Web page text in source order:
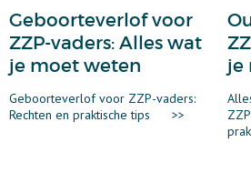
Geboorteverlof voor
ZZP-vaders: Alles wat
je moet weten
Geboorteverlof voor ZZP-vaders:
Rechten en praktische tips
>>
je